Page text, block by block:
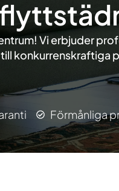
Vi erbjuder
konkurrenskraftiga
Förmånliga